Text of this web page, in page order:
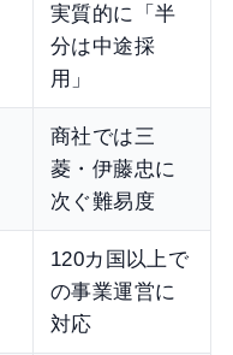
実質的に「半
分は中途採
用」
商社では三
菱・伊藤忠に
次ぐ難易度
120カ国以上で
の事業運営に
対応